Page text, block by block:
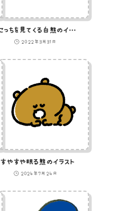
こっちを見てくる白熊のイラスト
2022年3月31日
すやすや眠る熊のイラスト
2024年7月24日